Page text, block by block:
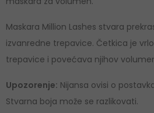
Maskara Million Lashes stvara
izvanredne trepavice. Četkica je
trepavice i povećava njihov
Upozorenje: Nijansa ovisi o
Stvarna boja može se razlikovati.